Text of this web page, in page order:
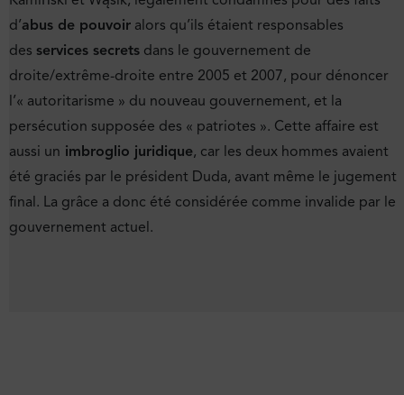
d’abus de pouvoir alors qu’ils étaient responsables
des services secrets dans le gouvernement de
droite/extrême-droite entre 2005 et 2007, pour dénoncer
l’« autoritarisme » du nouveau gouvernement, et la
persécution supposée des « patriotes ». Cette affaire est
aussi un imbroglio juridique, car les deux hommes avaient
été graciés par le président Duda, avant même le jugement
final. La grâce a donc été considérée comme invalide par le
gouvernement actuel.